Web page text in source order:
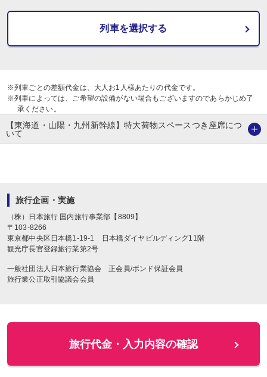
列車を選択する
※列車ごとの差額代金は、大人お1人様あたりの代金です。
※列車によっては、ご希望の設備がない場合もございますのであらかじめ了
承ください。
【東海道・山陽・九州新幹線】特大荷物スペースつき座席につ
いて
旅行企画・実施
（株）日本旅行 国内旅行事業部【8809】
〒 103-8266
東京都中央区日本橋1-19-1
日本橋ダイヤビルディング11階
観光庁長官登録旅行業第2号
一般社団法人日本旅行業協会 正会員/ボンド保証会員
旅行業公正取引協議会会員